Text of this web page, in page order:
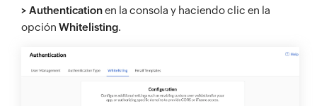
> Authenticationen la consola y haciendo clic en la
opción Whitelisting.